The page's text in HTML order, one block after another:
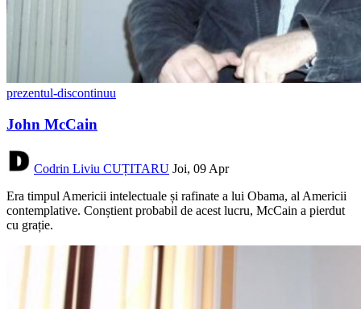
prezentul-discontinuu
John McCain
Codrin Liviu CUȚITARU Joi, 09 Apr
Era timpul Americii intelectuale și rafinate a lui Obama, al Americii
contemplative. Conștient probabil de acest lucru, McCain a pierdut
cu grație.